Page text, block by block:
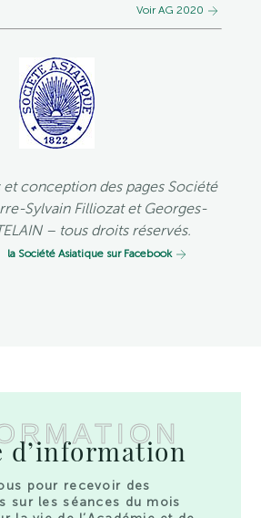
Voir AG 2020
conception des pages Société
Sylvain Filliozat et Georges-
– tous droits réservés.
la Société Asiatique sur Facebook
d’information
pour recevoir des
sur les séances du mois